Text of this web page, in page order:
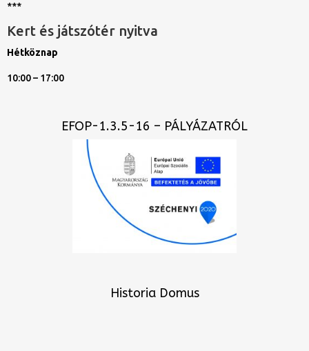
***
Kert és játszótér nyitva
Hétköznap
10:00 – 17:00
EFOP-1.3.5-16 – PÁLYÁZATRÓL
Historia Domus